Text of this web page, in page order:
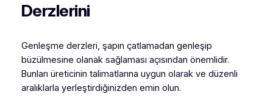
Derzlerini
Genleşme derzleri, şapın çatlamadan genleşip
büzülmesine olanak sağlaması açısından önemlidir.
Bunları üreticinin talimatlarına uygun olarak ve düzenli
aralıklarla yerleştirdiğinizden emin olun.